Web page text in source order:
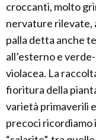
croccanti, molto
nervature rilevate,
palla detta anche
all’esterno e
violacea. La
fioritura della
varietà primaverili
precoci ricordiamo